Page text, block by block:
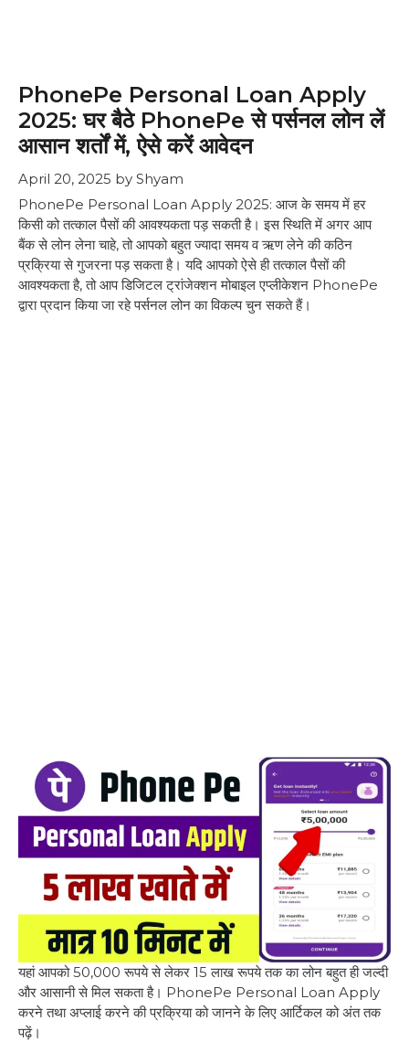
PhonePe Personal Loan Apply
2025: घर बैठे PhonePe से पर्सनल लोन लें
आसान शर्तों में, ऐसे करें आवेदन
April 20, 2025 by Shyam
PhonePe Personal Loan Apply 2025: आज के समय में हर
किसी को तत्काल पैसों की आवश्यकता पड़ सकती है। इस स्थिति में अगर आप
बैंक से लोन लेना चाहे, तो आपको बहुत ज्यादा समय व ऋण लेने की कठिन
प्रक्रिया से गुजरना पड़ सकता है। यदि आपको ऐसे ही तत्काल पैसों की
आवश्यकता है, तो आप डिजिटल ट्रांजेक्शन मोबाइल एप्लीकेशन PhonePe
द्वारा प्रदान किया जा रहे पर्सनल लोन का विकल्प चुन सकते हैं।
यहां आपको 50,000 रूपये से लेकर 15 लाख रूपये तक का लोन बहुत ही जल्दी
और आसानी से मिल सकता है। PhonePe Personal Loan Apply
करने तथा अप्लाई करने की प्रक्रिया को जानने के लिए आर्टिकल को अंत तक
पढ़ें।